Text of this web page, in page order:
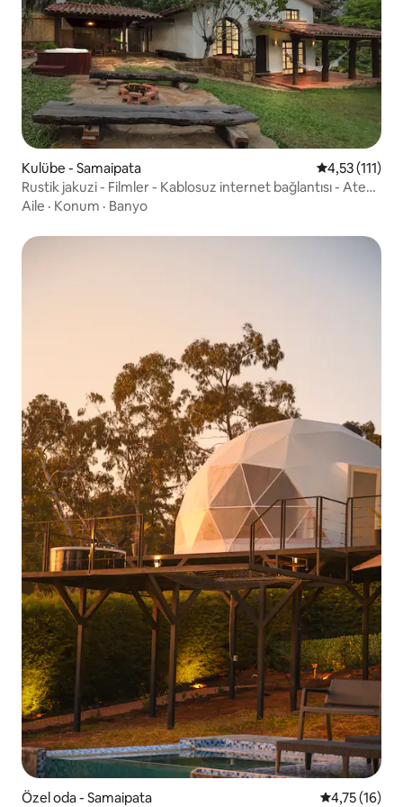
Kulübe - Samaipata 5 üzerinden
4,53 (111)
Rustik jakuzi - Filmler - Kablosuz internet bağlantısı - Ateş
çukuru ve barbekü.
Aile · Konum · Banyo
Özel oda - Samaipata 5 üzerinden
4,75 (16)